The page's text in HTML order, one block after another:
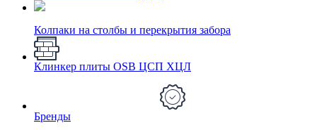
Колпаки на столбы и перекрытия забора
Клинкер плиты OSB ЦСП ХЦЛ
Бренды